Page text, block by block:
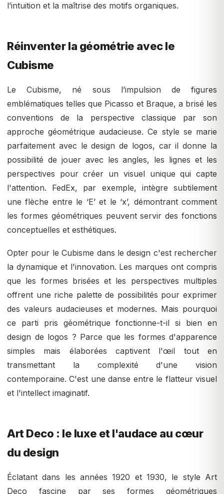
l’intuition et la maîtrise des motifs organiques.
Réinventer la géométrie avec le
Cubisme
Le Cubisme, né sous l’impulsion de figures
emblématiques telles que Picasso et Braque, a brisé les
conventions de la perspective classique par son
approche géométrique audacieuse. Ce style se marie
parfaitement avec le design de logos, car il donne la
possibilité de jouer avec les angles, les lignes et les
perspectives pour créer un visuel unique qui capte
l'attention. FedEx, par exemple, intègre subtilement
une flèche entre le ‘E’ et le ‘x’, démontrant comment
les formes géométriques peuvent servir des fonctions
conceptuelles et esthétiques.
Opter pour le Cubisme dans le design c'est rechercher
la dynamique et l'innovation. Les marques ont compris
que les formes brisées et les perspectives multiples
offrent une riche palette de possibilités pour exprimer
des valeurs audacieuses et modernes. Mais pourquoi
ce parti pris géométrique fonctionne-t-il si bien en
design de logos ? Parce que les formes d'apparence
simples mais élaborées captivent l'œil tout en
transmettant la complexité d'une vision
contemporaine. C'est une danse entre le flatteur visuel
et l'intellect imaginatif.
Art Deco : le luxe et l'audace au cœur
du design
Éclatant dans les années 1920 et 1930, le style Art
Deco fascine par ses formes géométriques